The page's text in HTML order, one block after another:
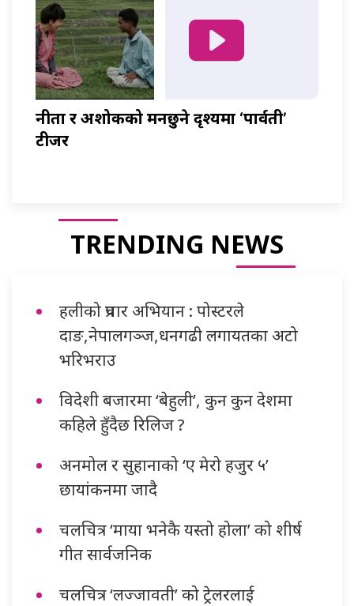
नीता र अशोकको मनछुने दृश्यमा ‘पार्वती’
टीजर
TRENDING NEWS
हलीको प्रचार अभियान : पोस्टरले
दाङ,नेपालगञ्ज,धनगढी लगायतका अटो
भरिभराउ
विदेशी बजारमा ‘बेहुली’, कुन कुन देशमा
कहिले हुँदैछ रिलिज ?
अनमोल र सुहानाको ‘ए मेरो हजुर ५’
छायांकनमा जादै
चलचित्र ‘माया भनेकै यस्तो होला’ को शीर्ष
गीत सार्वजनिक
चलचित्र ‘लज्जावती’ को ट्रेलरलाई